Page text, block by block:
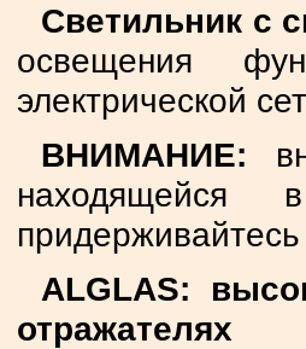
Светильник с
освещения
электрической
ВНИМАНИЕ:
находящейся
ALGLAS:
отражателях